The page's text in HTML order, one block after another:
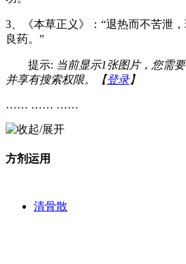
3、《本草正义》：“退热而不苦泄
良药。”
提示: 当前显示1张图片，您需
并享有搜索权限。【登录】
…… …… ……
方剂运用
清骨散